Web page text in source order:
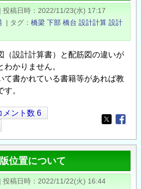
| 投稿日時
2022/11/23(水) 17:17
| タグ 橋梁 下部 橋台 設計計算 設計
（設計計算書）と配筋図の違いが
わかりません。
て書かれている書籍等があれば教
。
メント数 6
Opens in
位置について
| 投稿日時
2022/11/22(火) 16:44